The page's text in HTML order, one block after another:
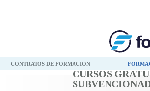
CONTRATOS DE FORMACIÓN
CURSOS